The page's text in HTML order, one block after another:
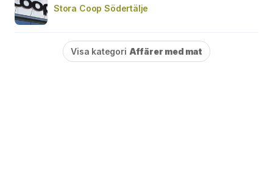
Stora Coop Södertälje
Visa kategori Affärer med mat